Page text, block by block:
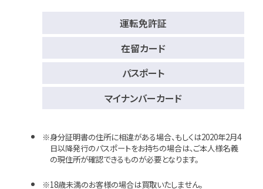
運転免許証
在留カード
パスポート
マイナンバーカード
身分証明書の住所に相違がある場合、もしくは2020年2月4
日以降発行のパスポートをお持ちの場合は、ご本人様名義
の現住所が確認できるものが必要となります。
18歳未満のお客様の場合は買取いたしません。